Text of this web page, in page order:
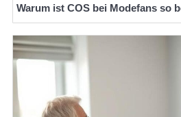
Warum ist COS bei Modefans so